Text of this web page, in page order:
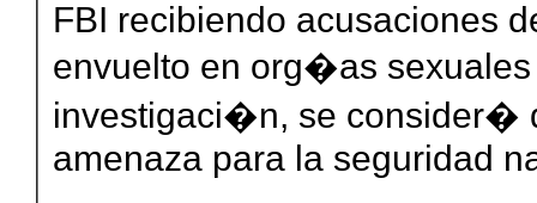
FBI recibiendo acusaciones
envuelto en org�as
investigaci�n, se consider�
amenaza para la seguridad